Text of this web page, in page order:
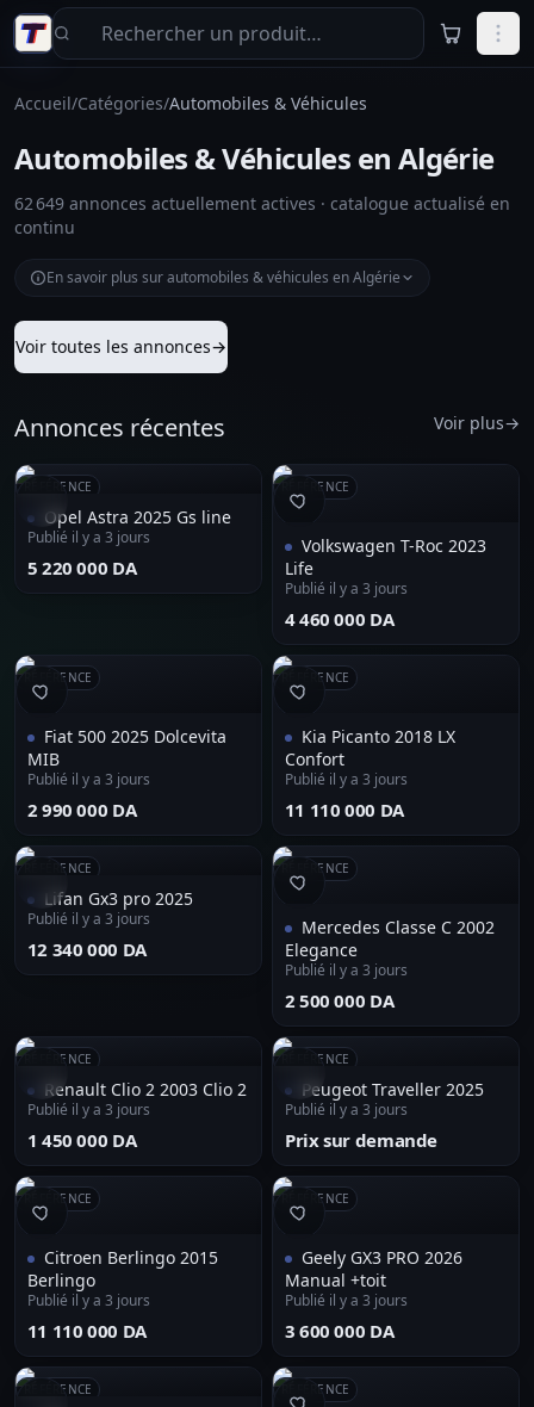
Aller au contenu principal
Accueil/Catégories/Automobiles & Véhicules
Automobiles & Véhicules en Algérie
62 649 annonces actuellement actives · catalogue actualisé en
continu
En savoir plus sur automobiles & véhicules en Algérie
Voir toutes les annonces→
Annonces récentes Voir plus→
RÉFÉRENCE
Opel Astra 2025 Gs line
Publié il y a 3 jours
⁦5 220 000 DA⁩
RÉFÉRENCE
Volkswagen T-Roc 2023
Life
Publié il y a 3 jours
⁦4 460 000 DA⁩
RÉFÉRENCE
Fiat 500 2025 Dolcevita
MIB
Publié il y a 3 jours
⁦2 990 000 DA⁩
RÉFÉRENCE
Kia Picanto 2018 LX
Confort
Publié il y a 3 jours
⁦11 110 000 DA⁩
RÉFÉRENCE
Lifan Gx3 pro 2025
Publié il y a 3 jours
⁦12 340 000 DA⁩
RÉFÉRENCE
Mercedes Classe C 2002
Elegance
Publié il y a 3 jours
⁦2 500 000 DA⁩
RÉFÉRENCE
Renault Clio 2 2003 Clio 2
Publié il y a 3 jours
⁦1 450 000 DA⁩
RÉFÉRENCE
Peugeot Traveller 2025
Publié il y a 3 jours
Prix sur demande
RÉFÉRENCE
Citroen Berlingo 2015
Berlingo
Publié il y a 3 jours
⁦11 110 000 DA⁩
RÉFÉRENCE
Geely GX3 PRO 2026
Manual +toit
Publié il y a 3 jours
⁦3 600 000 DA⁩
RÉFÉRENCE RÉFÉRENCE